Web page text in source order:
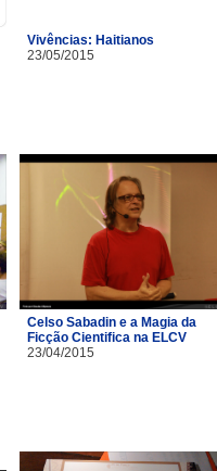
Vivências: Haitianos
23/05/2015
Celso Sabadin e a Magia da
Ficção Cientifica na ELCV
23/04/2015